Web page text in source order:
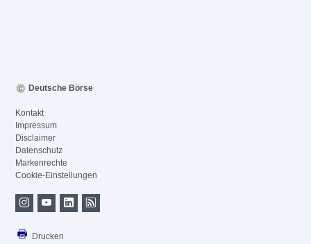
Deutsche Börse
Kontakt
Impressum
Disclaimer
Datenschutz
Markenrechte
Cookie-Einstellungen
Drucken